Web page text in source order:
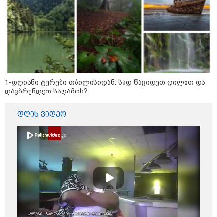
ელი კურსის სტუდენტიც იკითხავს"
ცნობილია რამდენწლიანი
პატიმრობა მიესაჯა სანიტარს,
რომელმაც შვილი ბათუმში,
კლინიკის საპირფარეშოში
გააჩინა, შემდეგ კი დაზიანებები
სუს-ი ფარულად გადაღებულ
Faceამბები
1-დღიანი ტურები თბილისიდან: სად წავიდეთ დილით და
დავბრუნდეთ საღამოს?
დღის ვიდეო